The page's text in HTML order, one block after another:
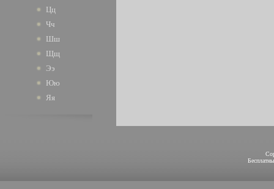
Цц
Чч
Шш
Щщ
Ээ
Юю
Яя